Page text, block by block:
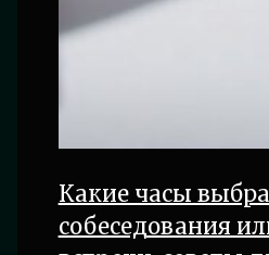
Какие часы
собеседования